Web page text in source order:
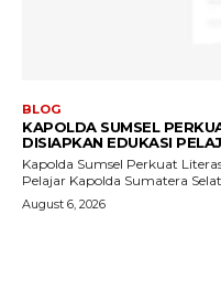
BLOG
KAPOLDA SUMSEL
DISIAPKAN EDUKASI
Kapolda Sumsel Perkuat
Pelajar Kapolda Sumatera
August 6, 2026